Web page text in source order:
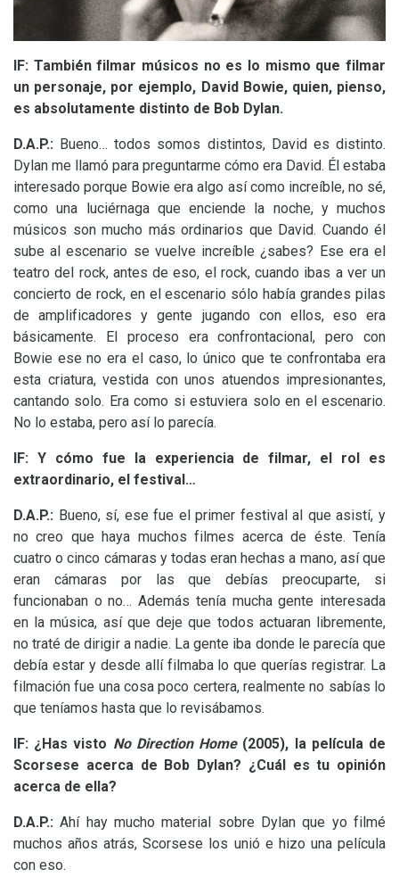
lF: También filmar músicos no es lo mismo que filmar
un personaje, por ejemplo, David Bowie, quien, pienso,
es absolutamente distinto de Bob Dylan.
D.A.P.: Bueno… todos somos distintos, David es distinto.
Dylan me llamó para preguntarme cómo era David. Él estaba
interesado porque Bowie era algo así como increíble, no sé,
como una luciérnaga que enciende la noche, y muchos
músicos son mucho más ordinarios que David. Cuando él
sube al escenario se vuelve increíble ¿sabes? Ese era el
teatro del rock, antes de eso, el rock, cuando ibas a ver un
concierto de rock, en el escenario sólo había grandes pilas
de amplificadores y gente jugando con ellos, eso era
básicamente. El proceso era confrontacional, pero con
Bowie ese no era el caso, lo único que te confrontaba era
esta criatura, vestida con unos atuendos impresionantes,
cantando solo. Era como si estuviera solo en el escenario.
No lo estaba, pero así lo parecía.
lF: Y cómo fue la experiencia de filmar, el rol es
extraordinario, el festival…
D.A.P.: Bueno, sí, ese fue el primer festival al que asistí, y
no creo que haya muchos filmes acerca de éste. Tenía
cuatro o cinco cámaras y todas eran hechas a mano, así que
eran cámaras por las que debías preocuparte, si
funcionaban o no… Además tenía mucha gente interesada
en la música, así que deje que todos actuaran libremente,
no traté de dirigir a nadie. La gente iba donde le parecía que
debía estar y desde allí filmaba lo que querías registrar. La
filmación fue una cosa poco certera, realmente no sabías lo
que teníamos hasta que lo revisábamos.
lF: ¿Has visto No Direction Home(2005), la película de
Scorsese acerca de Bob Dylan? ¿Cuál es tu opinión
acerca de ella?
D.A.P.:Ahí hay mucho material sobre Dylan que yo filmé
muchos años atrás, Scorsese los unió e hizo una película
con eso.